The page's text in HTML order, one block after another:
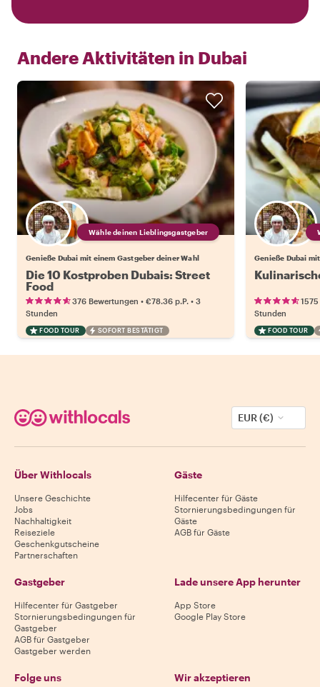
Andere Aktivitäten in Dubai
Wähle deinen Lieblingsgastgeber
Genieße Dubai mit einem Gastgeber deiner Wahl
Die 10 Kostproben Dubais: Street
Food
376 Bewertungen • €78.36 p.P. • 3
Stunden
FOOD TOUR SOFORT BESTÄTIGT
Genieße Dubai
Stunden
FOOD TOUR
EUR (€)
Über Withlocals
Unsere Geschichte
Jobs
Nachhaltigkeit
Reiseziele
Geschenkgutscheine
Partnerschaften
Gäste
Hilfecenter für Gäste
Stornierungsbedingungen für
Gäste
AGB für Gäste
Gastgeber
Hilfecenter für Gastgeber
Stornierungsbedingungen für
Gastgeber
AGB für Gastgeber
Gastgeber werden
Lade unsere App herunter
App Store
Google Play Store
Folge uns Wir akzeptieren